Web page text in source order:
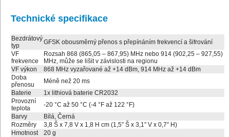
Technické specifikace
Bezdrátový
typ
GFSK obousměrný přenos s přepínáním frekvencí a šifrování
VF
frekvence
Rozsah 868 (865,05 – 867,95) MHz nebo 914 (902,25 – 927,55)
MHz, může se lišit v závislosti na regionu
VF výkon
868 MHz vyzařované až +14 dBm, 914 MHz až +14 dBm
Doba
přenosu
Méně než 20 ms
Baterie
1x lithiová baterie CR2032
Provozní
teplota
-20 °C až 50 °C (-4 °F až 122 °F)
Barvy
Bílá, Černá
Rozměry
3,8 Š x 7,8 V x 1,8 H cm (1,5″ Š x 3,1″ V x 0,7″ H)
Hmotnost
20 g